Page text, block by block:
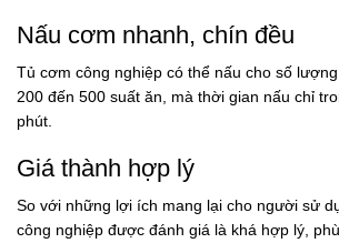
Nấu cơm nhanh, chín đều
Tủ cơm công nghiệp có thể nấu cho số
200 đến 500 suất ăn, mà thời gian nấu chỉ
phút.
Giá thành hợp lý
So với những lợi ích mang lại cho người sử
công nghiệp được đánh giá là khá hợp lý,